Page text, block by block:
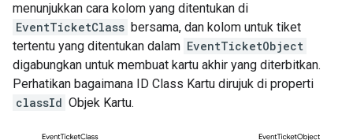
menunjukkan cara kolom yang ditentukan di
EventTicketClass bersama, dan kolom untuk tiket
tertentu yang ditentukan dalam EventTicketObject
digabungkan untuk membuat kartu akhir yang diterbitkan.
Perhatikan bagaimana ID Class Kartu dirujuk di properti
classId Objek Kartu.